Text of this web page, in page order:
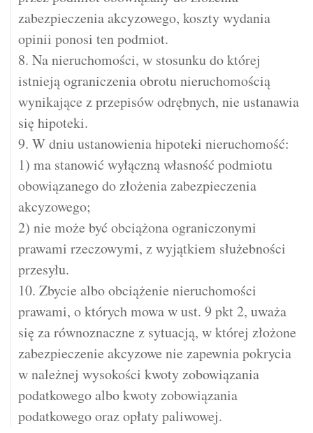
zabezpieczenia akcyzowego, koszty wydania
opinii ponosi ten podmiot.
8. Na nieruchomości, w stosunku do której
istnieją ograniczenia obrotu nieruchomością
wynikające z przepisów odrębnych, nie ustanawia
się hipoteki.
9. W dniu ustanowienia hipoteki nieruchomość:
1) ma stanowić wyłączną własność podmiotu
obowiązanego do złożenia zabezpieczenia
akcyzowego;
2) nie może być obciążona ograniczonymi
prawami rzeczowymi, z wyjątkiem służebności
przesyłu.
10. Zbycie albo obciążenie nieruchomości
prawami, o których mowa w ust. 9 pkt 2, uważa
się za równoznaczne z sytuacją, w której złożone
zabezpieczenie akcyzowe nie zapewnia pokrycia
w należnej wysokości kwoty zobowiązania
podatkowego albo kwoty zobowiązania
podatkowego oraz opłaty paliwowej.